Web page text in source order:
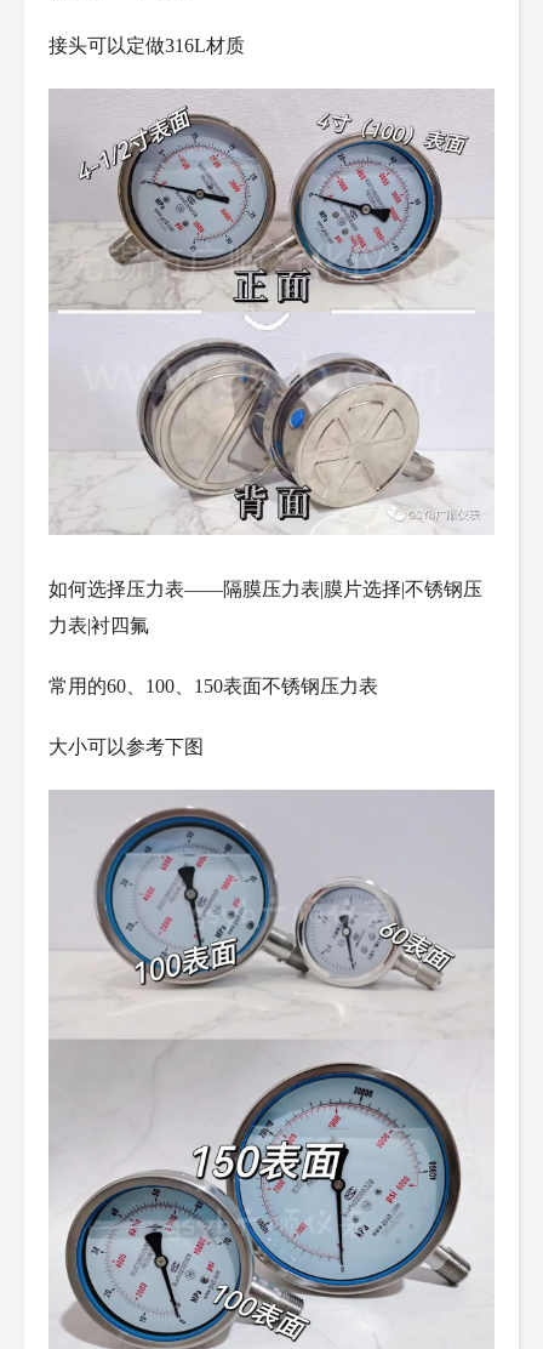
接头可以定做316L材质
如何选择压力表——隔膜压力表|膜片选择|不锈钢压
力表|衬四氟
常用的60、100、150表面不锈钢压力表
大小可以参考下图